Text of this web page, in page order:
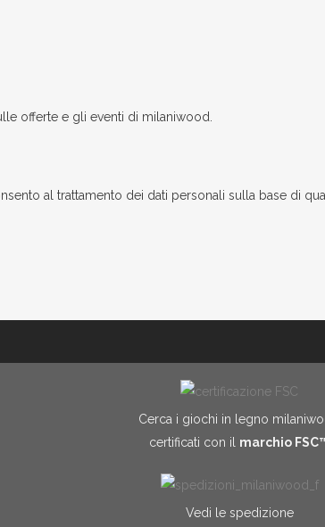
offerte e gli eventi di milaniwood.
al trattamento dei dati personali sulla base di
Cerca i giochi in legno
certificati con il marchio
Vedi le spedizione